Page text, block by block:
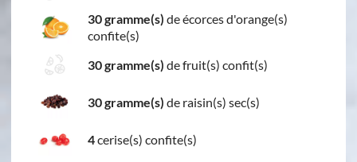
30 gramme(s) de écorces d'orange(s)
confite(s)
30 gramme(s) de fruit(s) confit(s)
30 gramme(s) de raisin(s) sec(s)
4cerise(s) confite(s)